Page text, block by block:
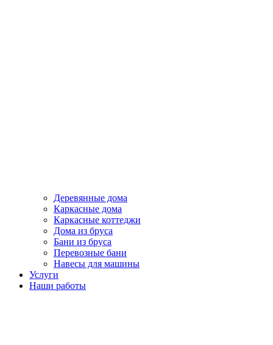
Деревянные дома
Каркасные дома
Каркасные коттеджи
Дома из бруса
Бани из бруса
Перевозные бани
Навесы для машины
Услуги
Наши работы